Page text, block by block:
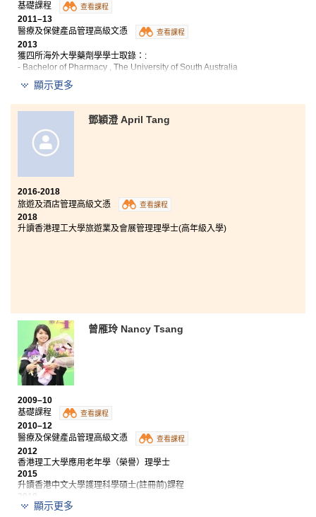
基礎課程
查看課程
2011–13
醫療及保健產品管理高級文憑
查看課程
2013
獲四所海外大學藥劑學學士取錄：:
- Bachelor of Pharmacy , The University of South Australia
- BPharm, Monash University
- BPharm. Queensland University of Technology
2018
現職註冊藥劑師（澳洲）
會考後，雖然得到其他中學取錄入讀高考課程，但深明
程。我明白到公開考試的失敗並不等於人生失敗。書院
的教學模式較貼近大學，講師的鼓勵使同學努力上進。
書院 提供的實習及暑期工機會，讓我能夠好好裝備自
己。我會好好把握機會，努力成為一位藥劑師，服務社
會。
顯示更多
鄧穎澄 April Tang
2016-2018
旅遊及酒店管理高級文憑
查看課程
2018
升讀香港理工大學旅遊業及會展管理理學士(高年級入學)
曾雁玲 Nancy Tsang
2009–10
基礎課程
查看課程
2010–12
醫療及保健產品管理高級文憑
查看課程
2012
香港理工大學應用老年學（榮譽）理學士
2015
升讀香港中文大學護理科學碩士(註冊前)課程
2018
現職註冊護士
顯示更多